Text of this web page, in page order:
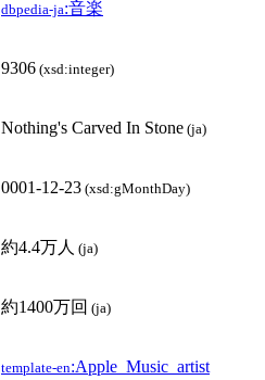
dbpedia-ja:音楽
9306 (xsd:integer)
Nothing's Carved In Stone (ja)
0001-12-23 (xsd:gMonthDay)
約4.4万人 (ja)
約1400万回 (ja)
template-en:Apple_Music_artist